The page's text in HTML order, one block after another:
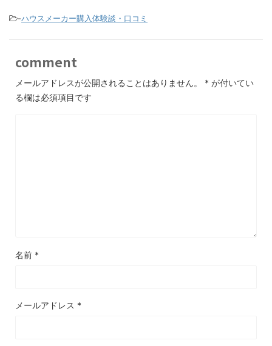
-ハウスメーカー購入体験談・口コミ
comment
メールアドレスが公開されることはありません。 * が付いてい
る欄は必須項目です
名前 *
メールアドレス *